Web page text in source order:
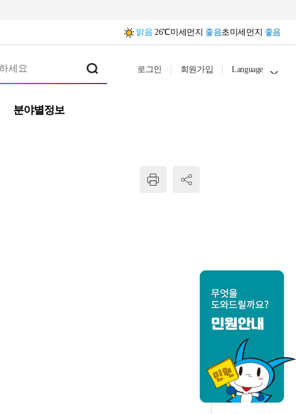
맑음 26℃미세먼지 좋음초미세먼지 좋음
분야별정보
로그인 회원가입 Language